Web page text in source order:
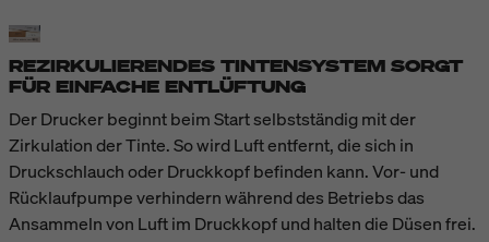
REZIRKULIERENDES TINTENSYSTEM SORGT
FÜR EINFACHE ENTLÜFTUNG
Der Drucker beginnt beim Start selbstständig mit der
Zirkulation der Tinte. So wird Luft entfernt, die sich in
Druckschlauch oder Druckkopf befinden kann. Vor- und
Rücklaufpumpe verhindern während des Betriebs das
Ansammeln von Luft im Druckkopf und halten die Düsen frei.